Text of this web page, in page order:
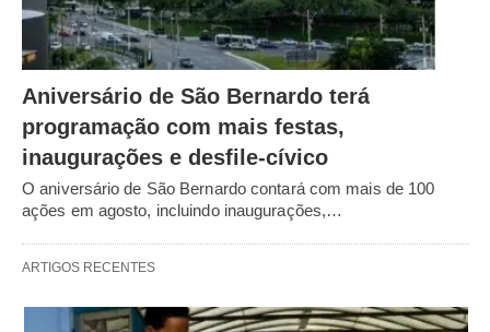
Aniversário de São Bernardo terá
programação com mais festas,
inaugurações e desfile-cívico
O aniversário de São Bernardo contará com mais de 100
ações em agosto, incluindo inaugurações,…
ARTIGOS RECENTES